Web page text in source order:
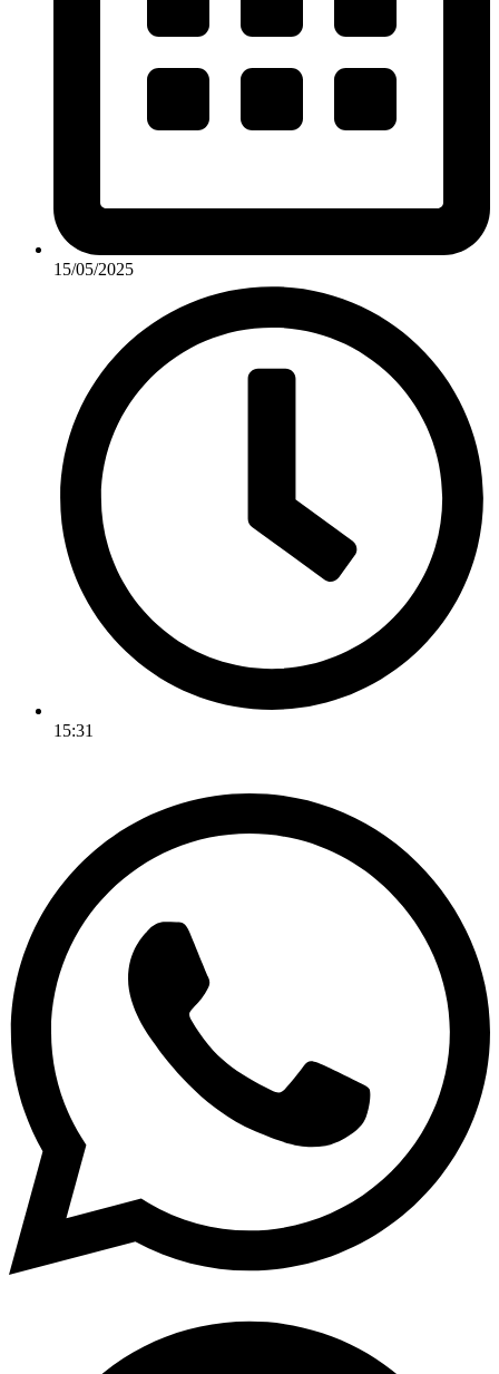
15/05/2025
15:31